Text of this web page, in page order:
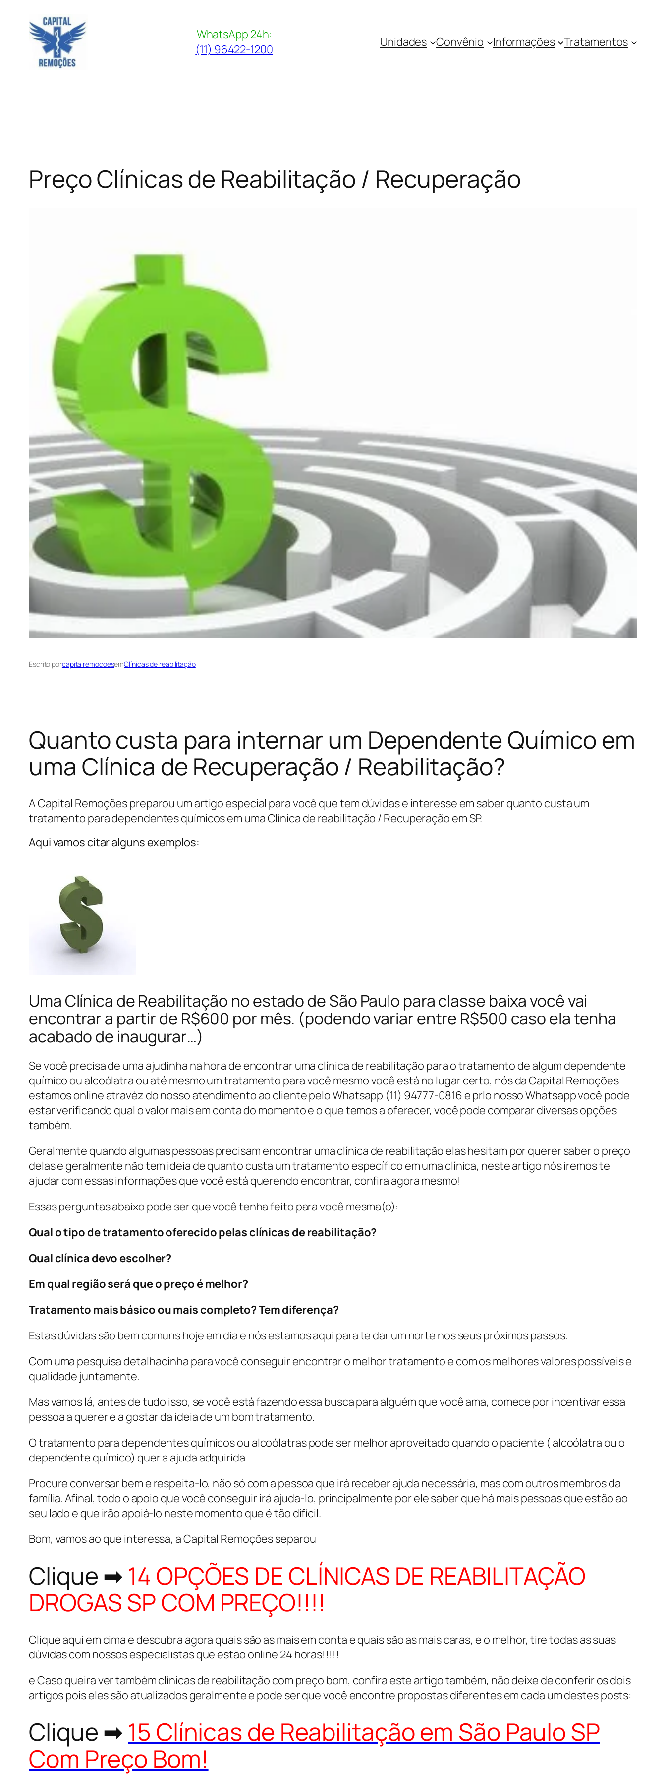
conteúdo
WhatsApp 24h:
(11) 96422-1200
Unidades Convênio Informações Tratamentos
Preço Clínicas de Reabilitação / Recuperação
Escrito porcapitalremocoesemClínicas de reabilitação
Quanto custa para internar um Dependente Químico em
uma Clínica de Recuperação / Reabilitação?
A Capital Remoções preparou um artigo especial para você que tem dúvidas e interesse em saber quanto custa um
tratamento para dependentes químicos em uma Clínica de reabilitação / Recuperação em SP.
Aqui vamos citar alguns exemplos:
Uma Clínica de Reabilitação no estado de São Paulo para classe baixa você vai
encontrar a partir de R$600 por mês. (podendo variar entre R$500 caso ela tenha
acabado de inaugurar…)
Se você precisa de uma ajudinha na hora de encontrar uma clínica de reabilitação para o tratamento de algum dependente
químico ou alcoólatra ou até mesmo um tratamento para você mesmo você está no lugar certo, nós da Capital Remoções
estamos online atravéz do nosso atendimento ao cliente pelo Whatsapp (11) 94777-0816 e prlo nosso Whatsapp você pode
estar verificando qual o valor mais em conta do momento e o que temos a oferecer, você pode comparar diversas opções
também.
Geralmente quando algumas pessoas precisam encontrar uma clínica de reabilitação elas hesitam por querer saber o preço
delas e geralmente não tem ideia de quanto custa um tratamento específico em uma clínica, neste artigo nós iremos te
ajudar com essas informações que você está querendo encontrar, confira agora mesmo!
Essas perguntas abaixo pode ser que você tenha feito para você mesma(o):
Qual o tipo de tratamento oferecido pelas clínicas de reabilitação?
Qual clínica devo escolher?
Em qual região será que o preço é melhor?
Tratamento mais básico ou mais completo? Tem diferença?
Estas dúvidas são bem comuns hoje em dia e nós estamos aqui para te dar um norte nos seus próximos passos.
Com uma pesquisa detalhadinha para você conseguir encontrar o melhor tratamento e com os melhores valores possíveis e
qualidade juntamente.
Mas vamos lá, antes de tudo isso, se você está fazendo essa busca para alguém que você ama, comece por incentivar essa
pessoa a querer e a gostar da ideia de um bom tratamento.
O tratamento para dependentes químicos ou alcoólatras pode ser melhor aproveitado quando o paciente ( alcoólatra ou o
dependente químico) quer a ajuda adquirida.
Procure conversar bem e respeita-lo, não só com a pessoa que irá receber ajuda necessária, mas com outros membros da
família. Afinal, todo o apoio que você conseguir irá ajuda-lo, principalmente por ele saber que há mais pessoas que estão ao
seu lado e que irão apoiá-lo neste momento que é tão difícil.
Bom, vamos ao que interessa, a Capital Remoções separou
Clique ➡ 14 OPÇÕES DE CLÍNICAS DE REABILITAÇÃO
DROGAS SP COM PREÇO!!!!
Clique aqui em cima e descubra agora quais são as mais em conta e quais são as mais caras, e o melhor, tire todas as suas
dúvidas com nossos especialistas que estão online 24 horas!!!!!
e Caso queira ver também clínicas de reabilitação com preço bom, confira este artigo também, não deixe de conferir os dois
artigos pois eles são atualizados geralmente e pode ser que você encontre propostas diferentes em cada um destes posts:
Clique ➡ 15 Clínicas de Reabilitação em São Paulo SP
Com Preço Bom!